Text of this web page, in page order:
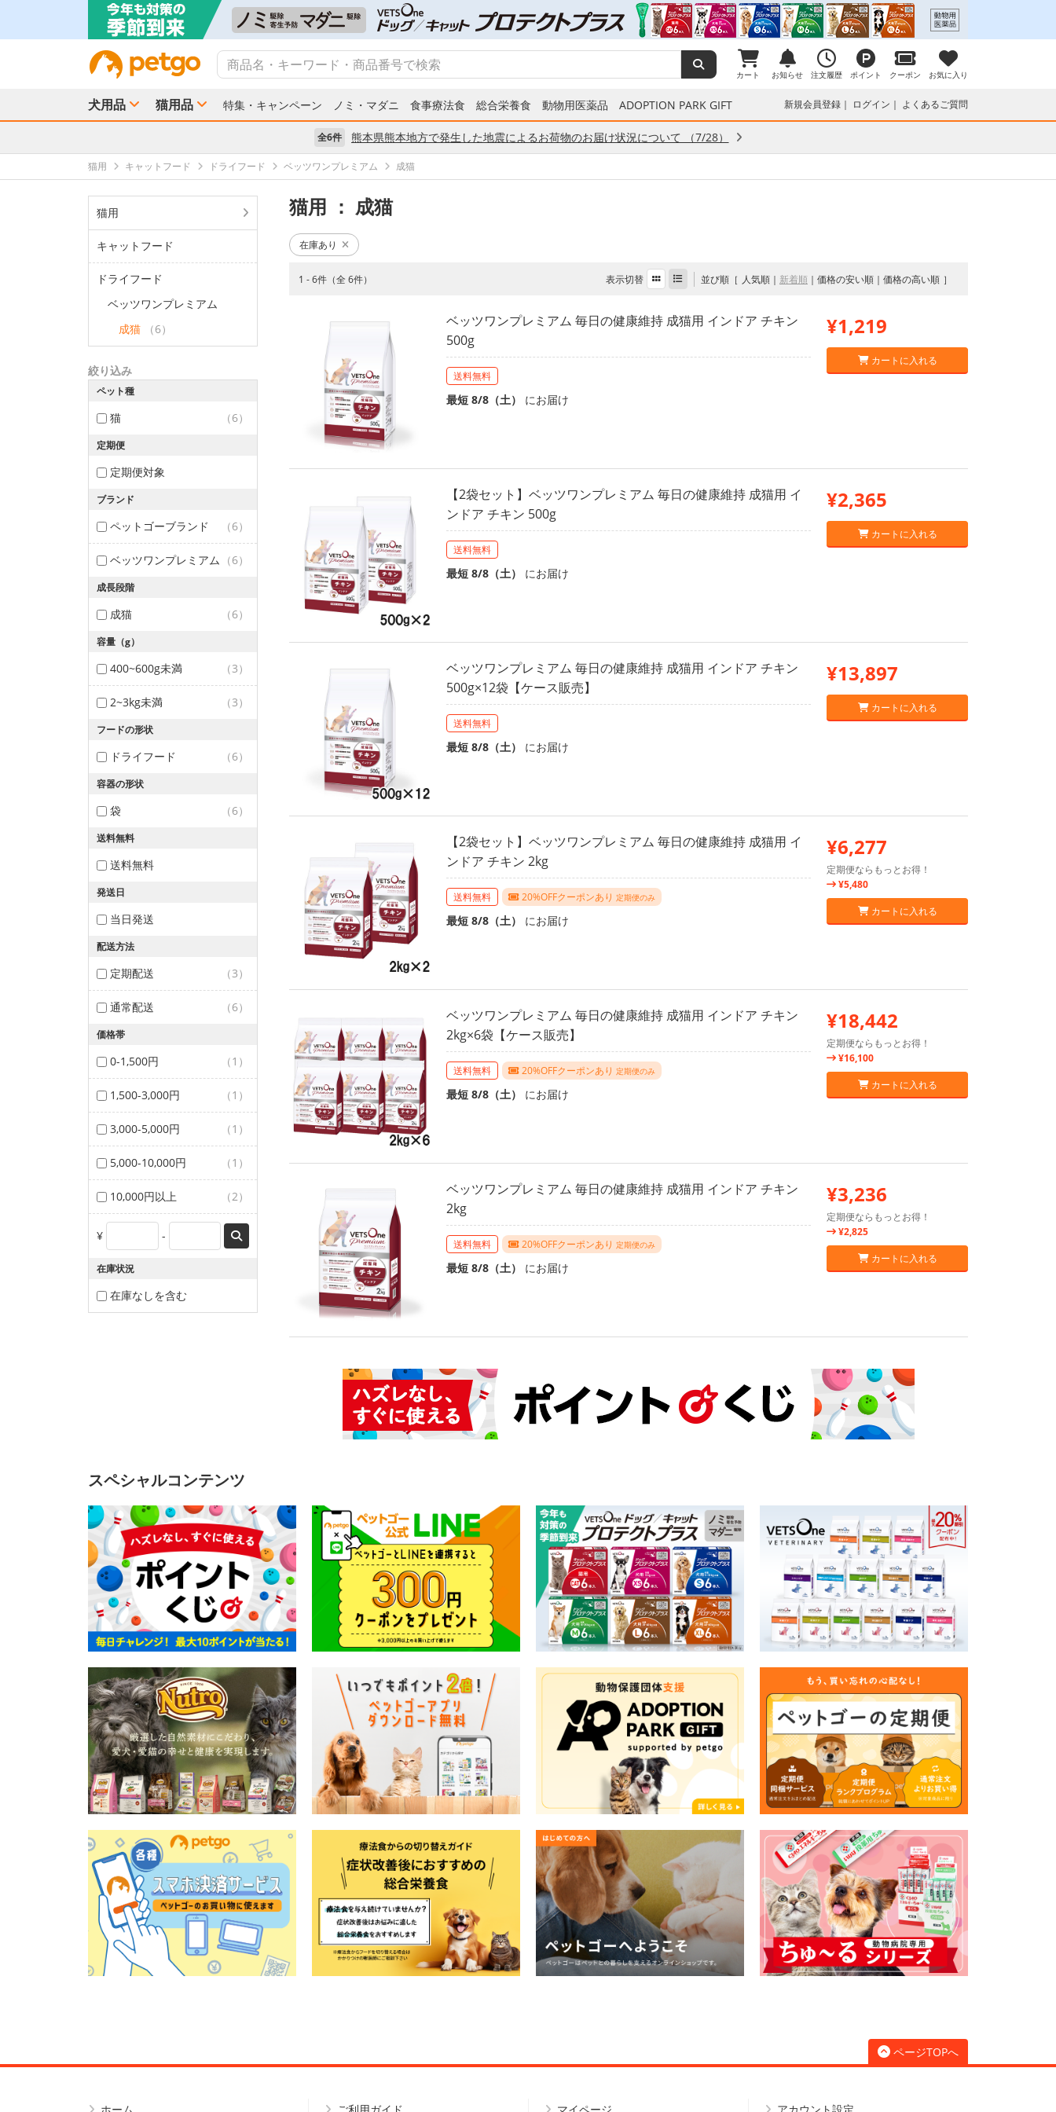
カート お知らせ 注文履歴 ポイント クーポン お気に入り
犬用品 猫用品 特集・キャンペーン ノミ・マダニ 食事療法食 総合栄養食 動物用医薬品 ADOPTION PARK GIFT 新規会員登録 ログイン よくあるご質問
全6件 熊本県熊本地方で発生した地震によるお荷物のお届け状況について （7/28）
猫用 キャットフード ドライフード ベッツワンプレミアム 成猫
猫用
キャットフード
ドライフード
ベッツワンプレミアム
成猫
（6）
絞り込み
ペット種
猫 （6）
定期便
定期便対象
ブランド
ペットゴーブランド （6）
ベッツワンプレミアム （6）
成長段階
成猫 （6）
容量（g）
400~600g未満 （3）
2~3kg未満 （3）
フードの形状
ドライフード （6）
容器の形状
袋 （6）
送料無料
送料無料
発送日
当日発送
配送方法
定期配送 （3）
通常配送 （6）
価格帯
0-1,500円 （1）
1,500-3,000円 （1）
3,000-5,000円 （1）
5,000-10,000円 （1）
10,000円以上 （2）
¥ -
在庫状況
在庫なしを含む
猫用 ： 成猫
在庫あり
1 - 6件（全 6件） 表示切替 並び順 人気順 新着順 価格の安い順 価格の高い順
ベッツワンプレミアム 毎日の健康維持 成猫用 インドア チキン
500g
送料無料
最短 8/8（土） にお届け
¥1,219
カートに入れる
【2袋セット】ベッツワンプレミアム 毎日の健康維持 成猫用 イ
ンドア チキン 500g
送料無料
最短 8/8（土） にお届け
¥2,365
カートに入れる
ベッツワンプレミアム 毎日の健康維持 成猫用 インドア チキン
500g×12袋【ケース販売】
送料無料
最短 8/8（土） にお届け
¥13,897
カートに入れる
【2袋セット】ベッツワンプレミアム 毎日の健康維持 成猫用 イ
ンドア チキン 2kg
送料無料 20%OFFクーポンあり 定期便のみ
最短 8/8（土） にお届け
¥6,277
定期便ならもっとお得！
¥5,480
カートに入れる
ベッツワンプレミアム 毎日の健康維持 成猫用 インドア チキン
2kg×6袋【ケース販売】
送料無料 20%OFFクーポンあり 定期便のみ
最短 8/8（土） にお届け
¥18,442
定期便ならもっとお得！
¥16,100
カートに入れる
ベッツワンプレミアム 毎日の健康維持 成猫用 インドア チキン
2kg
送料無料 20%OFFクーポンあり 定期便のみ
最短 8/8（土） にお届け
¥3,236
定期便ならもっとお得！
¥2,825
カートに入れる
スペシャルコンテンツ
ページTOPへ